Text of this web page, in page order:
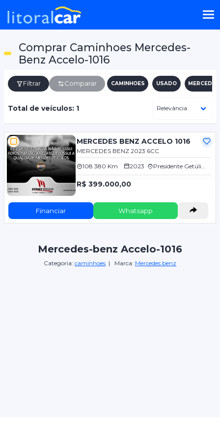
Comprar Caminhoes Mercedes-
Benz Accelo-1016
Filtrar Comparar CAMINHOES USADO
Total de veículos: 1
MERCEDES BENZ ACCELO 1016
MERCEDES BENZ 2023 6CC
108.380 Km 2023 Presidente Getúlio/SC
R$ 399.000,00
Financiar Whatsapp
Mercedes-benz Accelo-1016
Categoria: caminhoes | Marca: Mercedes benz